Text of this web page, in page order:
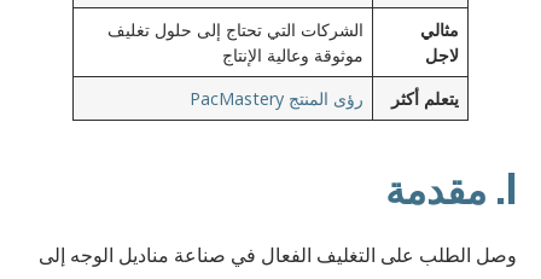
مثالي
لاجل
الشركات التي تحتاج إلى حلول تغليف
موثوقة وعالية الإنتاج
يتعلم أكثر
رؤى المنتج PacMastery
I. مقدمة
وصل الطلب على التغليف الفعال في صناعة مناديل الوجه إلى